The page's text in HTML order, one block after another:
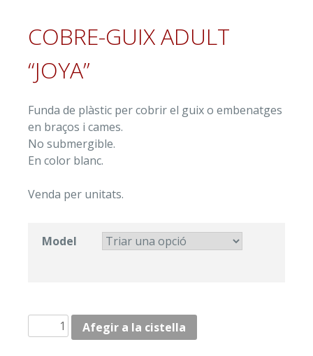
COBRE-GUIX ADULT
“JOYA”
Funda de plàstic per cobrir el guix o embenatges
en braços i cames.
No submergible.
En color blanc.
Venda per unitats.
Model
quantitat
de
Afegir a la cistella